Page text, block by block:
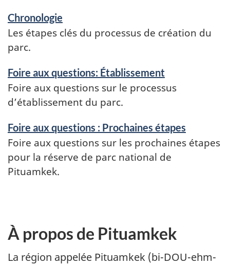
Chronologie
Les étapes clés du processus de création du
parc.
Foire aux questions: Établissement
Foire aux questions sur le processus
d’établissement du parc.
Foire aux questions : Prochaines étapes
Foire aux questions sur les prochaines étapes
pour la réserve de parc national de
Pituamkek.
À propos de Pituamkek
La région appelée Pituamkek (bi-DOU-ehm-